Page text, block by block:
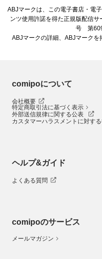
ABJマークは、この電子書店・電
ンツ使用許諾を得た正規版配信
号 第
ABJマークの詳細、ABJマーク
comipoについて
会社概要
特定商取引法に基づく表示
外部送信規律に関する公表
カスタマーハラスメントに対す
ヘルプ&ガイド
よくある質問
comipoのサービス
メールマガジン